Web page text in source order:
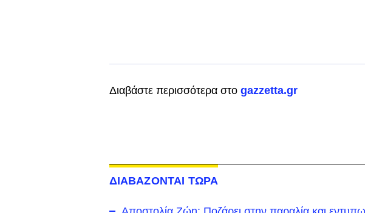
Διαβάστε περισσότερα στο gazzetta.gr
ΔΙΑΒΑΖΟΝΤΑΙ ΤΩΡΑ